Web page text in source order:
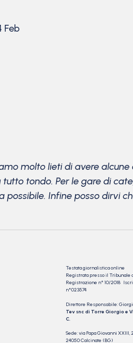
Feb
molto lieti di avere alcune
tondo. Per le gare di
Infine posso dirvi
Testata giornalistica online
Registrata presso il Tribunale
Registrazione n° 10/2018
n°023574
Direttore Responsabile:
Tev snc di Torre Giorgio e
C.
Sede: via Papa Giovanni XXIII,
24050 Calcinate (BG)